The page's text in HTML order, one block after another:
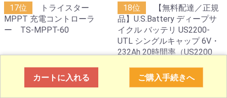
17位
トライスター
MPPT 充電コントローラ
ー TS-MPPT-60
¥ 168,300
18位
【無料配達／正規
品】U.S.Battery ディープサ
イクル バッテリ US2200-
UTL シングルキャップ 6V・
232Ah 20時間率（US2200
¥ 77,000
カートに入れる ご購入手続きへ